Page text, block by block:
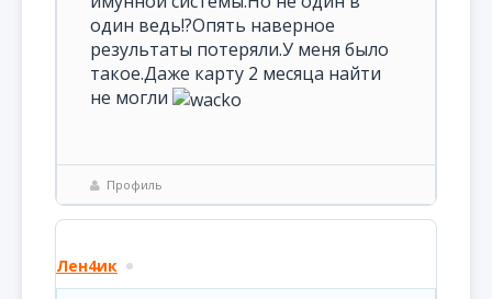
один ведь!?Опять наверное
результаты потеряли.У меня было
такое.Даже карту 2 месяца найти
не могли
Профиль
Лен4ик